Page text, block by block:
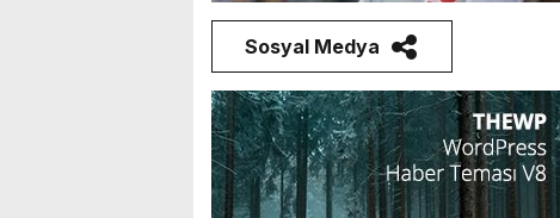
Sosyal Medya